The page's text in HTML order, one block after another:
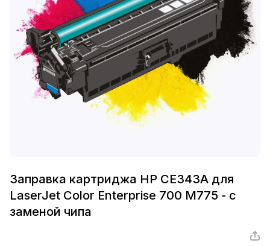
Заправка картриджа HP CE343A для
LaserJet Color Enterprise 700 M775 - с
заменой чипа